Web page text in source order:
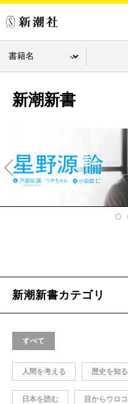
新潮新書
v
新潮新書カテゴリ
すべて
人間を考える 歴史を知る
日本を読む 目からウロコ